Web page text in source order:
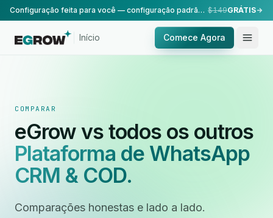
Configuração feita para você — configuração padrão, realizada pela nossa equipe. $149GRÁTIS
Início Comece Agora
COMPARAR
eGrow vs todos os outros
Plataforma de WhatsApp
CRM & COD.
Comparações honestas e lado a lado.